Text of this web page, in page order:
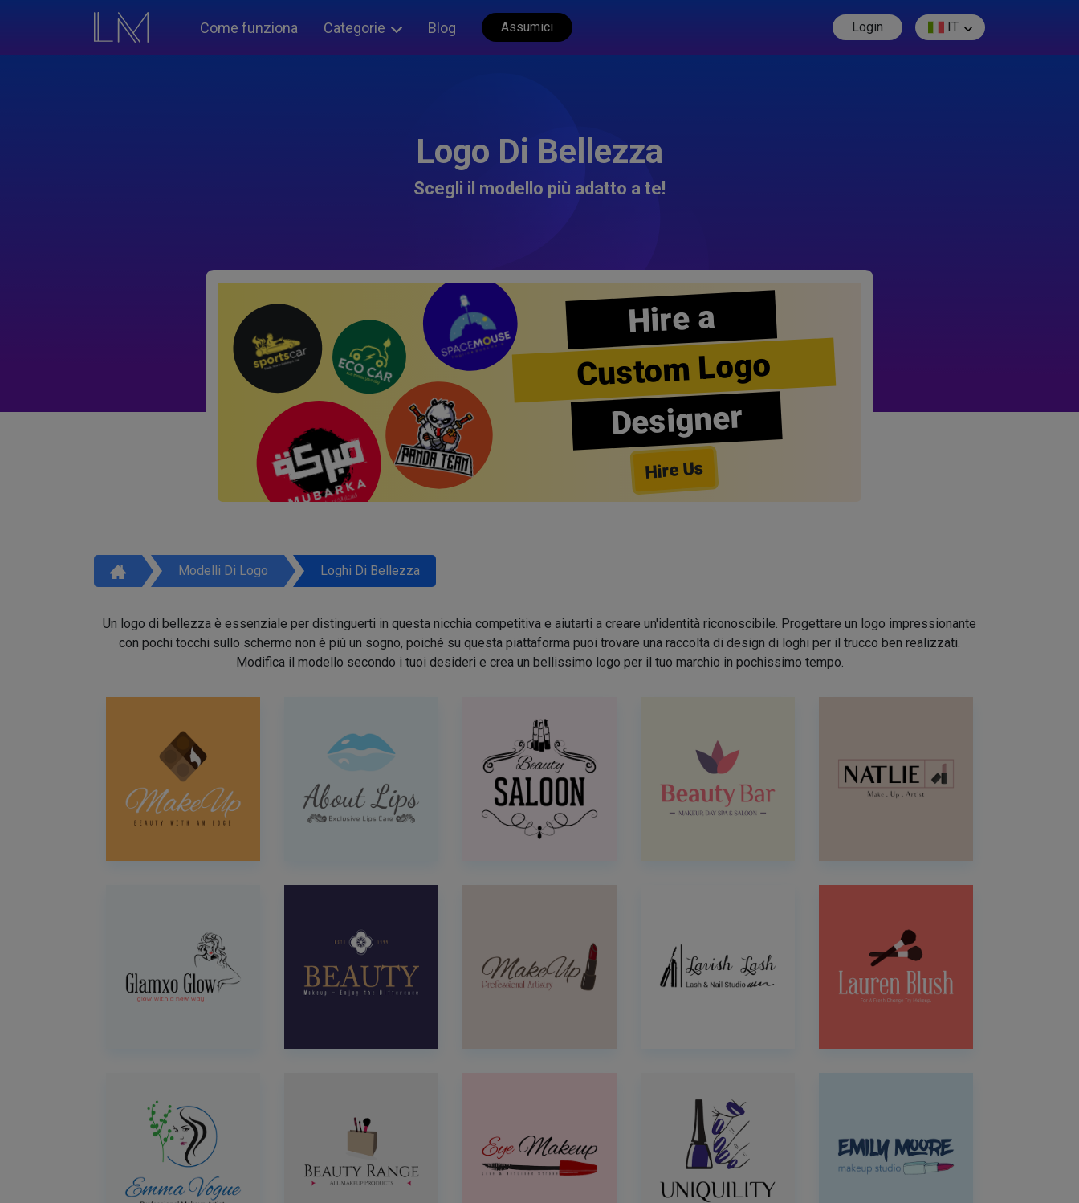
Come funziona Categorie Blog Assumici Login IT
Logo Di Bellezza
Scegli il modello più adatto a te!
Hire a
Custom Logo
Designer
Hire Us
Modelli Di Logo Loghi Di Bellezza
Un logo di bellezza è essenziale per distinguerti in questa nicchia competitiva e aiutarti a creare un'identità riconoscibile. Progettare un logo impressionante
con pochi tocchi sullo schermo non è più un sogno, poiché su questa piattaforma puoi trovare una raccolta di design di loghi per il trucco ben realizzati.
Modifica il modello secondo i tuoi desideri e crea un bellissimo logo per il tuo marchio in pochissimo tempo.